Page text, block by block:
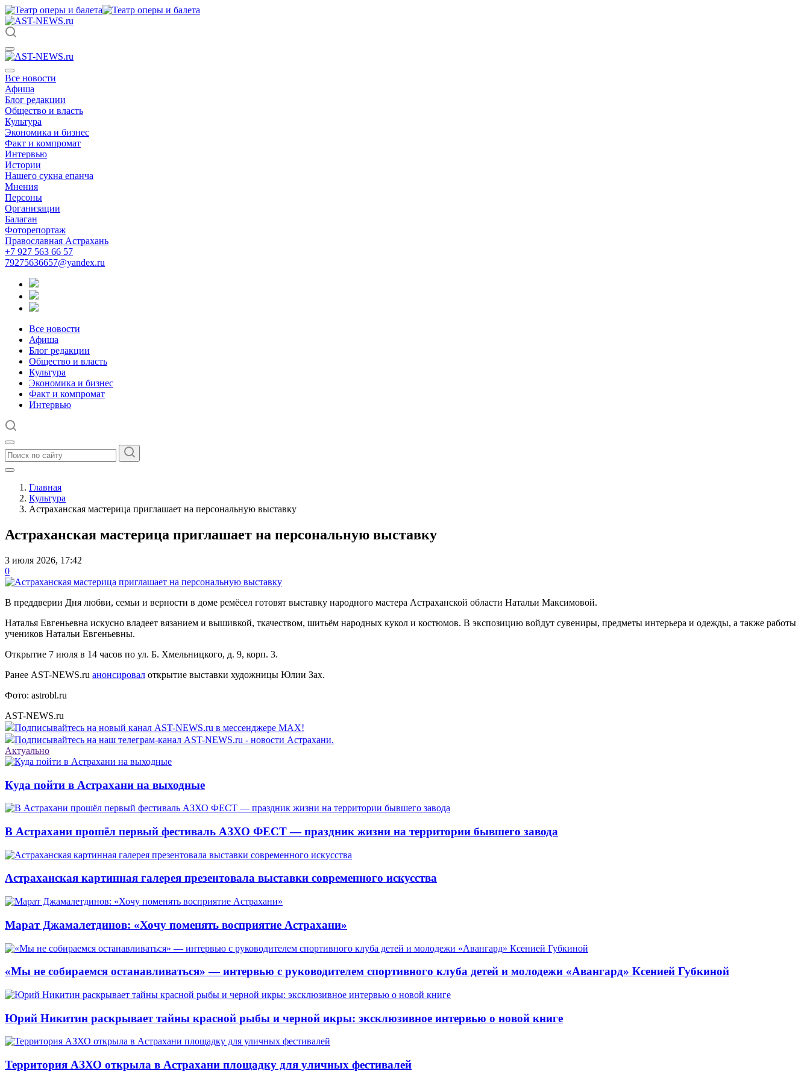
Все новости
Афиша
Блог редакции
Общество и власть
Культура
Экономика и бизнес
Факт и компромат
Интервью
Истории
Нашего сукна епанча
Мнения
Персоны
Организации
Балаган
Фоторепортаж
Православная Астрахань
+7 927 563 66 57
79275636657@yandex.ru
Все новости
Афиша
Блог редакции
Общество и власть
Культура
Экономика и бизнес
Факт и компромат
Интервью
Главная
Культура
Астраханская мастерица приглашает на персональную выставку
Астраханская мастерица приглашает на персональную выставку
3 июля 2026, 17:42
0
В преддверии Дня любви, семьи и верности в доме ремёсел готовят выставку народного мастера Астраханской области Натальи Максимовой.
Наталья Евгеньевна искусно владеет вязанием и вышивкой, ткачеством, шитьём народных кукол и костюмов. В экспозицию войдут сувениры, предметы интерьера и одежды, а также работы
учеников Натальи Евгеньевны.
Открытие 7 июля в 14 часов по ул. Б. Хмельницкого, д. 9, корп. 3.
Ранее AST-NEWS.ru анонсировал открытие выставки художницы Юлии Зах.
Фото: astrobl.ru
AST-NEWS.ru
Подписывайтесь на новый канал AST-NEWS.ru в мессенджере MAX!
Подписывайтесь на наш телеграм-канал AST-NEWS.ru - новости Астрахани.
Актуально
Куда пойти в Астрахани на выходные
В Астрахани прошёл первый фестиваль АЗХО ФЕСТ — праздник жизни на территории бывшего завода
Астраханская картинная галерея презентовала выставки современного искусства
Марат Джамалетдинов: «Хочу поменять восприятие Астрахани»
«Мы не собираемся останавливаться» — интервью с руководителем спортивного клуба детей и молодежи «Авангард» Ксенией Губкиной
Юрий Никитин раскрывает тайны красной рыбы и черной икры: эксклюзивное интервью о новой книге
Территория АЗХО открыла в Астрахани площадку для уличных фестивалей